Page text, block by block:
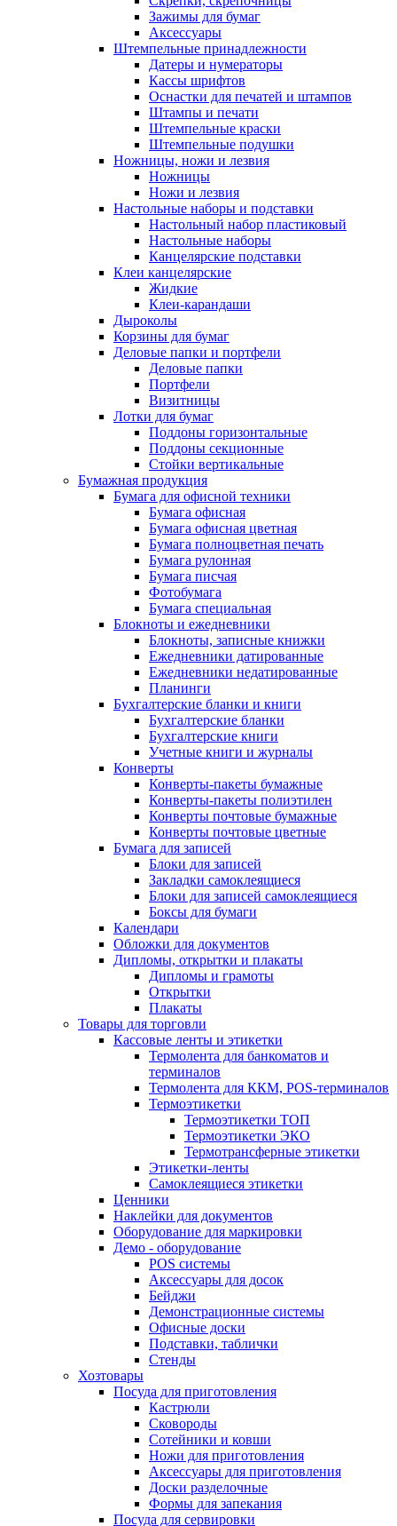
Зажимы для бумаг
Аксессуары
Штемпельные принадлежности
Датеры и нумераторы
Кассы шрифтов
Оснастки для печатей и штампов
Штампы и печати
Штемпельные краски
Штемпельные подушки
Ножницы, ножи и лезвия
Ножницы
Ножи и лезвия
Настольные наборы и подставки
Настольный набор пластиковый
Настольные наборы
Канцелярские подставки
Клеи канцелярские
Жидкие
Клеи-карандаши
Дыроколы
Корзины для бумаг
Деловые папки и портфели
Деловые папки
Портфели
Визитницы
Лотки для бумаг
Поддоны горизонтальные
Поддоны секционные
Стойки вертикальные
Бумажная продукция
Бумага для офисной техники
Бумага офисная
Бумага офисная цветная
Бумага полноцветная печать
Бумага рулонная
Бумага писчая
Фотобумага
Бумага специальная
Блокноты и ежедневники
Блокноты, записные книжки
Ежедневники датированные
Ежедневники недатированные
Планинги
Бухгалтерские бланки и книги
Бухгалтерские бланки
Бухгалтерские книги
Учетные книги и журналы
Конверты
Конверты-пакеты бумажные
Конверты-пакеты полиэтилен
Конверты почтовые бумажные
Конверты почтовые цветные
Бумага для записей
Блоки для записей
Закладки самоклеящиеся
Блоки для записей самоклеящиеся
Боксы для бумаги
Календари
Обложки для документов
Дипломы, открытки и плакаты
Дипломы и грамоты
Открытки
Плакаты
Товары для торговли
Кассовые ленты и этикетки
Термолента для банкоматов и
терминалов
Термолента для ККМ, POS-терминалов
Термоэтикетки
Термоэтикетки ТОП
Термоэтикетки ЭКО
Термотрансферные этикетки
Этикетки-ленты
Самоклеящиеся этикетки
Ценники
Наклейки для документов
Оборудование для маркировки
Демо - оборудование
POS системы
Аксессуары для досок
Бейджи
Демонстрационные системы
Офисные доски
Подставки, таблички
Стенды
Хозтовары
Посуда для приготовления
Кастрюли
Сковороды
Сотейники и ковши
Ножи для приготовления
Аксессуары для приготовления
Доски разделочные
Формы для запекания
Посуда для сервировки